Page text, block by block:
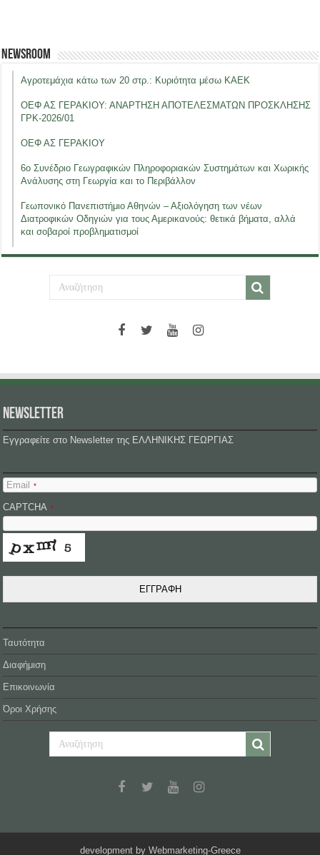
Newsroom
Αγροτεμάχια κάτω των 20 στρ.: Κυριότητα μέσω ΚΑΕΚ
ΟΕΦ ΑΣ ΓΕΡΑΚΙΟΥ: ΑΝΑΡΤΗΣΗ ΑΠΟΤΕΛΕΣΜΑΤΩΝ ΠΡΟΣΚΛΗΣΗΣ
ΓΡΚ-2026/01
ΟΕΦ ΑΣ ΓΕΡΑΚΙΟΥ
6ο Συνέδριο Γεωγραφικών Πληροφοριακών Συστημάτων και Χωρικής
Ανάλυσης στη Γεωργία και το Περιβάλλον
Γεωπονικό Πανεπιστήμιο Αθηνών – Αξιολόγηση των νέων
Διατροφικών Οδηγιών για τους Αμερικανούς: θετικά βήματα, αλλά
και σοβαροί προβληματισμοί
NEWSLETTER
Εγγραφείτε στο Newsletter της ΕΛΛΗΝΙΚΗΣ ΓΕΩΡΓΙΑΣ
Email *
CAPTCHA *
ΕΓΓΡΑΦΗ
Ταυτότητα
Διαφήμιση
Επικοινωνία
Όροι Χρήσης
development by Webmarketing-Greece